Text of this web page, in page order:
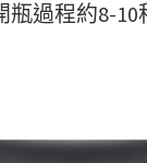
過程約8-10